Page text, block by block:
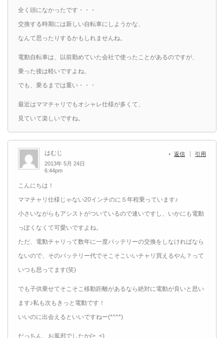
全く頭になかったです・・・
交換する時期には新しい自転車にしようかな、
なんて思ったりするかもしれませんね。
電動自転車は、以前勤めていた会社で使ったことがあるのですが、
乗った後は軽いですよね。
でも、乗るまでは重い・・・
最近はママチャリでもオシャレ仕様が多くて、
見ていて楽しいですね。
はむじ
2013年 5月 24日
6:44pm
返信 引用
こんにちは！
ママチャリ仕様じゃない20インチのに５年程乗っています♪
小さいながらもアシストがついているので速いですし、いかにも電動
っぽくなくて可愛いですよね。
ただ、電動チャリって数年に一度バッテリーの交換をしなければなら
ないので、そのバッテリー代でそこそこいいチャリ買えるやん？って
いつも思ってます(笑)
でも子供乗せてそこそこ移動距離があるなら絶対に電動が良いと思い
ます♪私も次もきっと電動です！
いいのに出会えるといいですねー(*^^*)
だっちん、お風邪でしたか(>_<)